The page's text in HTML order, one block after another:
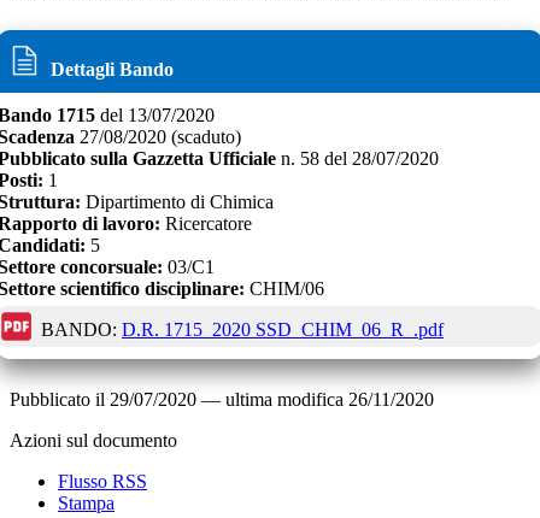
Dettagli Bando
1715 del 13/07/2020
27/08/2020 (scaduto)
sulla Gazzetta Ufficiale n. 58 del 28/07/2020
1
Dipartimento di Chimica
di lavoro: Ricercatore
5
concorsuale: 03/C1
scientifico disciplinare: CHIM/06
BANDO: D.R. 1715_2020 SSD_CHIM_06_R_.pdf
Pubblicato il 29/07/2020 — ultima modifica 26/11/2020
Azioni sul documento
Flusso RSS
Stampa